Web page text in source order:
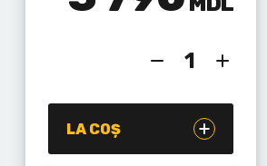
LA COȘ